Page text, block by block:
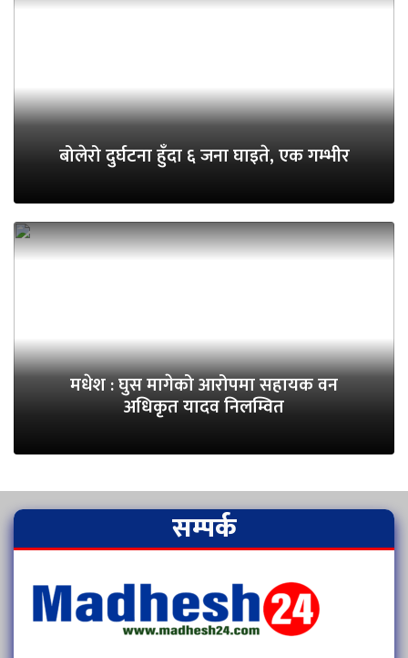
बोलेरो दुर्घटना हुँदा ६ जना घाइते, एक गम्भीर
मधेश : घुस मागेको आरोपमा सहायक वन
अधिकृत यादव निलम्वित
सम्पर्क